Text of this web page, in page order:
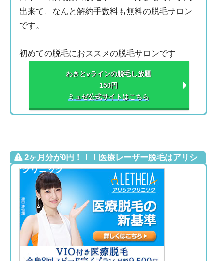
出来て、なんと解約手数料も無料の脱毛サロン
です。
初めての脱毛におススメの脱毛サロンです
わきとvラインの脱毛し放題
150円
ミュゼ公式サイトはこちら
2ヶ月分が0円！！！医療レーザー脱毛はアリシ
アクリニック